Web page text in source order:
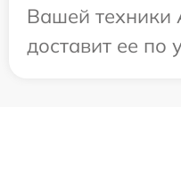
Вашей техники
доставит ее по